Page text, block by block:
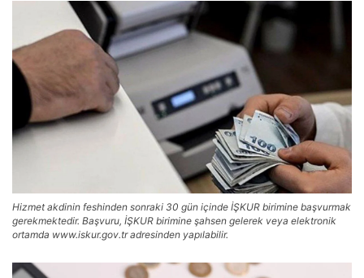
Hizmet akdinin feshinden sonraki 30 gün içinde İŞKUR birimine başvurmak
gerekmektedir. Başvuru, İŞKUR birimine şahsen gelerek veya elektronik
ortamda www.iskur.gov.tr adresinden yapılabilir.